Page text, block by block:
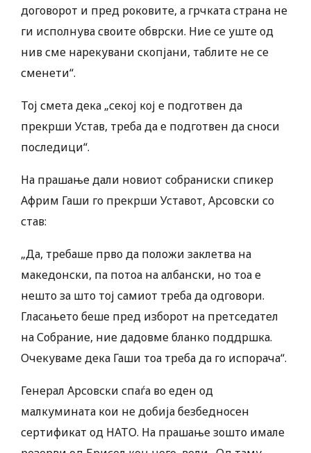
договорот и пред роковите, а грчката страна не
ги исполнува своите обврски. Ние се уште од
нив сме нарекувани скопјани, таблите не се
сменети“.
Тој смета дека „секој кој е подготвен да
прекрши Устав, треба да е подготвен да сноси
последици“.
На прашање дали новиот собраниски спикер
Африм Гаши го прекрши Уставот, Арсовски со
став:
„Да, требаше прво да положи заклетва на
македонски, па потоа на албански, но тоа е
нешто за што тој самиот треба да одговори.
Гласањето беше пред изборот на претседател
на Собрание, ние дадовме бланко поддршка.
Очекуваме дека Гаши тоа треба да го испорача“.
Генерал Арсовски спаѓа во еден од
малкумината кои не добија безбедносен
сертификат од НАТО. На прашање зошто имале